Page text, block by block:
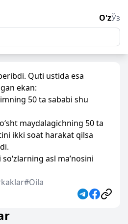
O'zЎз
Quti ustida esa
ekan:
50 ta sababi shu
maydalagichning 50 ta
ikki soat harakat qilsa
asl ma’nosini
#Oila